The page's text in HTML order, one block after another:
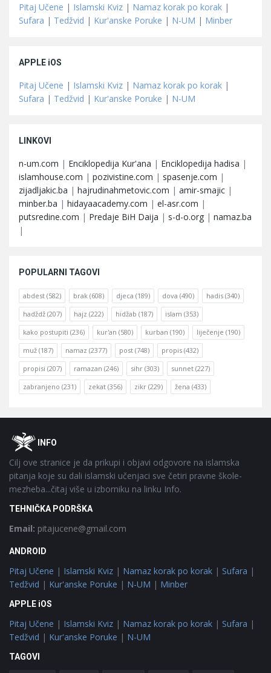
Pitaj Učene | Islamski Kviz | Namaz korak po korak |
Sufara | Tedžvid | Kur'anske Poruke | N-UM | Minber
APPLE iOS
Pitaj Učene | Islamski Kviz | Namaz korak po korak |
Sufara | Tedžvid | Kur'anske Poruke | N-UM
LINKOVI
n-um.com | Enciklopedija Kur'ana | Enciklopedija hadisa |
islamhouse.com | pozivistine.com | spasenje.com |
zijadljakic.ba | hajrudinahmetovic.com | amir-smajic |
minber.ba | hidayaacademy.com | el-asr.com |
putsredine.com | Predaje BiH Daija | s-d-o.org | namaz.ba
|
POPULARNI TAGOVI
abdest (582) brak (608) djeca (189) dova (490) hadis (340)
hadždž (207) hajz (222) hidžab (187) islam (353)
kako postupiti (236) kur'an (580) kurban (190) liječenje (190)
muž (187) namaz (2377) post (748) propis (432)
propisi (207) ramazan (246) sihr (303) sunnet (227)
zabranjeno (231) zekat (356) zikr (229) žena (433)
FooterOINFO
Cilj ove stranice je da prikupi i objavi odgovore na islamska
pitanja koje su dali islamski učenjaci sve četiri pravne škole-
mezheba...čitaj više u izborniku na linku Info.
TEHNIČKA PODRŠKA
Email: pitajucene@gmail.com
ANDROID
Pitaj Učene | Islamski Kviz | Namaz korak po korak | Sufara |
Tedžvid | Kur'anske Poruke | N-UM | Minber
APPLE iOS
Pitaj Učene | Islamski Kviz | Namaz korak po korak | Sufara |
Tedžvid | Kur'anske Poruke | N-UM
TAGOVI